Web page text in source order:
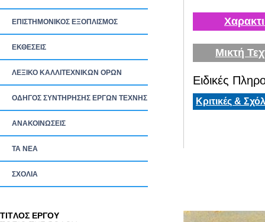
ΕΠΙΣΤΗΜΟΝΙΚΟΣ ΕΞΟΠΛΙΣΜΟΣ
ΕΚΘΕΣΕΙΣ
ΛΕΞΙΚΟ ΚΑΛΛΙΤΕΧΝΙΚΩΝ ΟΡΩΝ
ΟΔΗΓΟΣ ΣΥΝΤΗΡΗΣΗΣ ΕΡΓΩΝ ΤΕΧΝΗΣ
ΑΝΑΚΟΙΝΩΣΕΙΣ
ΤΑ ΝEΑ
ΣΧΟΛΙΑ
Μικτή
Ειδικές
Κριτικές &
TITΛΟΣ ΕΡΓΟΥ